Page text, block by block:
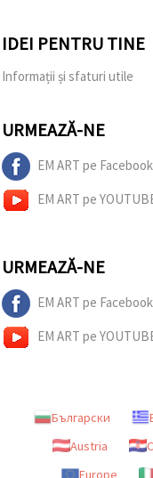
IDEI PENTRU TINE
Informații și sfaturi utile
URMEAZĂ-NE
EM ART pe Facebook
EM ART pe
URMEAZĂ-NE
EM ART pe Facebook
EM ART pe
Български
Austria
Europe